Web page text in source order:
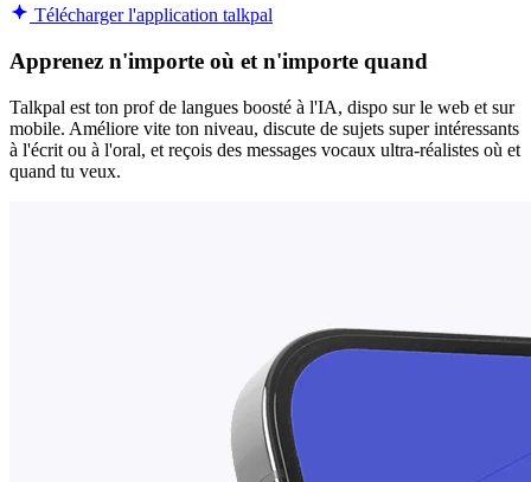
Télécharger l'application talkpal
Apprenez n'importe où et n'importe quand
Talkpal est ton prof de langues boosté à l'IA, dispo sur le web et sur
mobile. Améliore vite ton niveau, discute de sujets super intéressants
à l'écrit ou à l'oral, et reçois des messages vocaux ultra-réalistes où et
quand tu veux.